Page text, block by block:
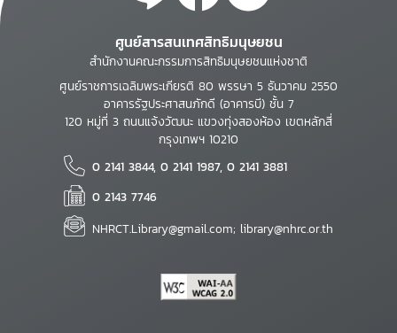
ศูนย์สารสนเทศสิทธิมนุษยชน
สำนักงานคณะกรรมการสิทธิมนุษยชนแห่งชาติ
ศูนย์ราชการเฉลิมพระเกียรติ 80 พรรษา 5 ธันวาคม 2550
อาคารรัฐประศาสนภักดี (อาคารบี) ชั้น 7
120 หมู่ที่ 3 ถนนแจ้งวัฒนะ แขวงทุ่งสองห้อง เขตหลักสี่
กรุงเทพฯ 10210
0 2141 3844, 0 2141 1987, 0 2141 3881
0 2143 7746
NHRCT.Library@gmail.com; library@nhrc.or.th